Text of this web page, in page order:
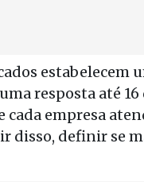
estabelecem
resposta até
cada empresa
disso, definir se